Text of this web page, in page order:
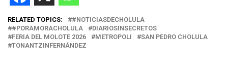
RELATED TOPICS:
#NOTICIASDECHOLULA
#PORAMORACHOLULA
DIARIOSINSECRETOS
FERIA DEL MOLOTE 2026
METROPOLI
SAN PEDRO CHOLULA
TONANTZINFERNÁNDEZ